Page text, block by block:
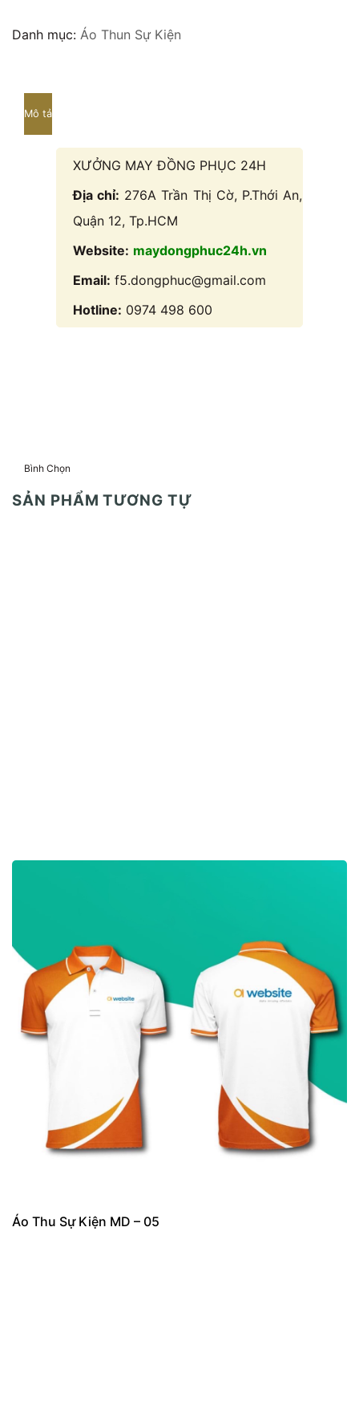
Danh mục: Áo Thun Sự Kiện
Mô tả
XƯỞNG MAY ĐỒNG PHỤC 24H
Địa chỉ: 276A Trần Thị Cờ, P.Thới An,
Quận 12, Tp.HCM
Website: maydongphuc24h.vn
Email: f5.dongphuc@gmail.com
Hotline: 0974 498 600
Bình Chọn
SẢN PHẨM TƯƠNG TỰ
Áo Thu Sự Kiện MD – 05